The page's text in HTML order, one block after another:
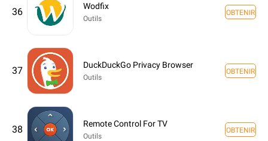
36
Wodfix
Outils
OBTENIR
37
DuckDuckGo Privacy Browser
Outils
OBTENIR
38
Remote Control For TV
Outils
OBTENIR